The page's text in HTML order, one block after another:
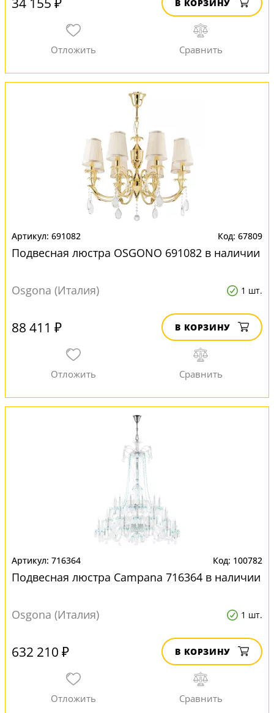
В КОРЗИНУ
691082 67809
Подвесная люстра OSGONO 691082 в наличии
Osgona (Италия) 1 шт.
88 411 ₽ В КОРЗИНУ
716364 100782
Подвесная люстра Campana 716364 в наличии
Osgona (Италия) 1 шт.
632 210 ₽ В КОРЗИНУ